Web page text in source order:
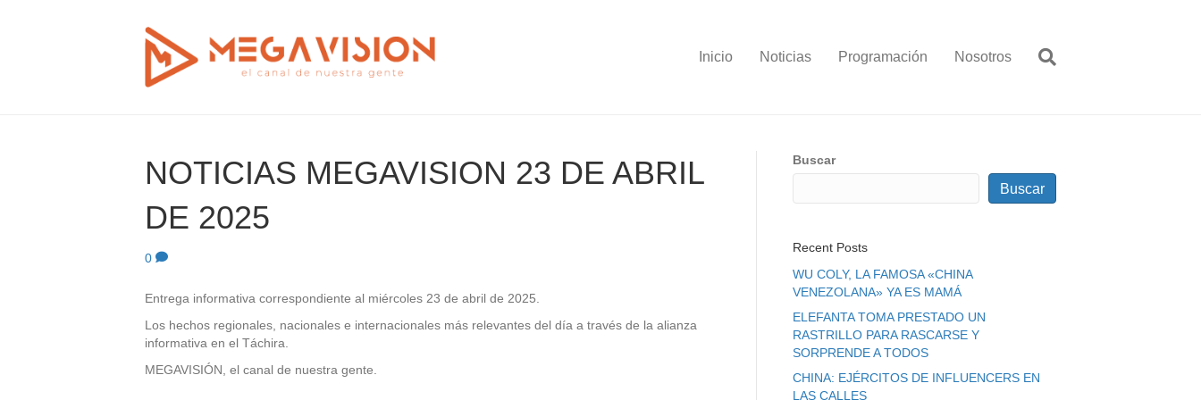
Inicio Noticias Programación Nosotros
NOTICIAS MEGAVISION 23 DE ABRIL
DE 2025
0
Entrega informativa correspondiente al miércoles 23 de abril de 2025.
Los hechos regionales, nacionales e internacionales más relevantes del día a través de la alianza
informativa en el Táchira.
MEGAVISIÓN, el canal de nuestra gente.
Buscar
Buscar
Recent Posts
WU COLY, LA FAMOSA «CHINA
VENEZOLANA» YA ES MAMÁ
ELEFANTA TOMA PRESTADO UN
RASTRILLO PARA RASCARSE Y
SORPRENDE A TODOS
CHINA: EJÉRCITOS DE INFLUENCERS EN
LAS CALLES